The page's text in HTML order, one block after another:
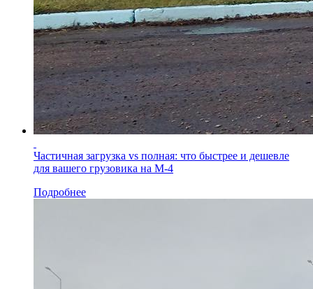
Частичная загрузка vs полная: что быстрее и дешевле
для вашего грузовика на М-4
Подробнее